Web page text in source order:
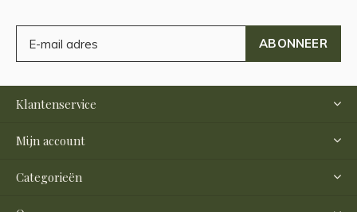
ABONNEER
Klantenservice
Mijn account
Categorieën